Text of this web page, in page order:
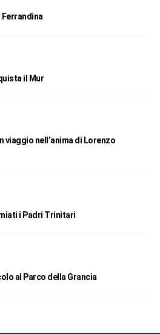
il Mur
viaggio nell’anima di Lorenzo
i Padri Trinitari
al Parco della Grancia